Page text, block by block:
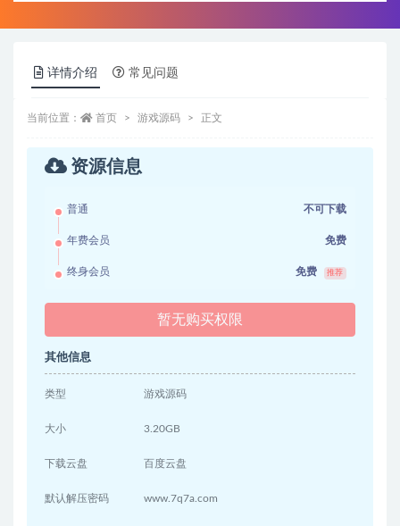
详情介绍 常见问题
当前位置： 首页 游戏源码 正文
资源信息
普通 不可下载
年费会员 免费
终身会员 免费 推荐
暂无购买权限
其他信息
类型 游戏源码
大小 3.20GB
下载云盘 百度云盘
默认解压密码 www.7q7a.com